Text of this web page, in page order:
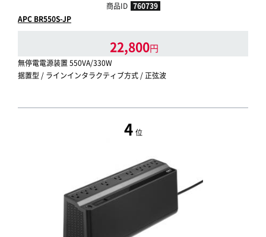
商品ID 760739
APC BR550S-JP
22,800円
無停電電源装置 550VA/330W
据置型 / ラインインタラクティブ方式 / 正弦波
4 位